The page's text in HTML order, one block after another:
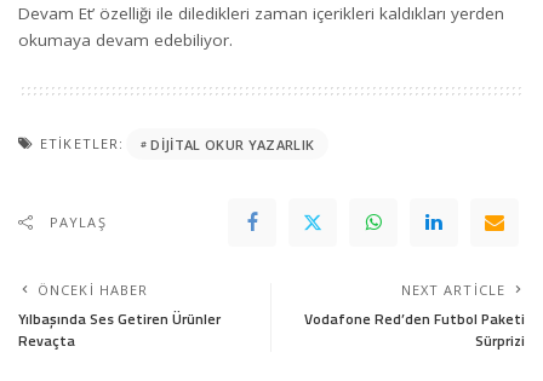
Devam Et’ özelliği ile diledikleri zaman içerikleri kaldıkları yerden
okumaya devam edebiliyor.
ETIKETLER: DIJITAL OKUR YAZARLIK
PAYLAŞ
ÖNCEKI HABER
Yılbaşında Ses Getiren Ürünler
Revaçta
NEXT ARTICLE
Vodafone Red’den Futbol Paketi
Sürprizi